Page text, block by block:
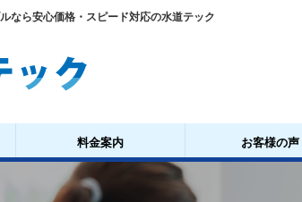
なら安心価格・スピード対応の水道テック
料金案内 お客様の声